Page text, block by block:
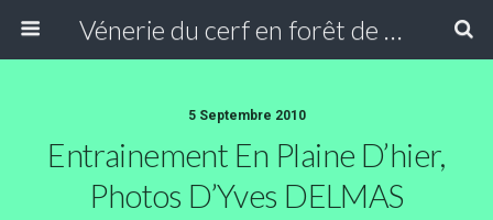
Vénerie du cerf en forêt de Compiègne
5 Septembre 2010
Entrainement En Plaine D’hier,
Photos D’Yves DELMAS